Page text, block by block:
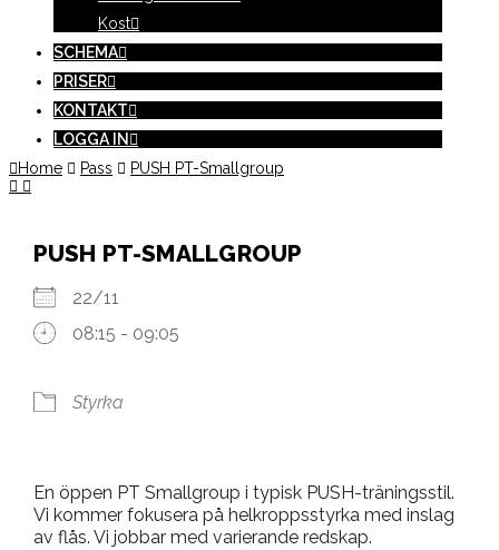
Kost
SCHEMA
PRISER
KONTAKT
LOGGA IN
Home
Pass PUSH PT-Smallgroup
PUSH PT-SMALLGROUP
22/11
08:15 - 09:05
Styrka
En öppen PT Smallgroup i typisk PUSH-träningsstil.
Vi kommer fokusera på helkroppsstyrka med inslag
av flås. Vi jobbar med varierande redskap.